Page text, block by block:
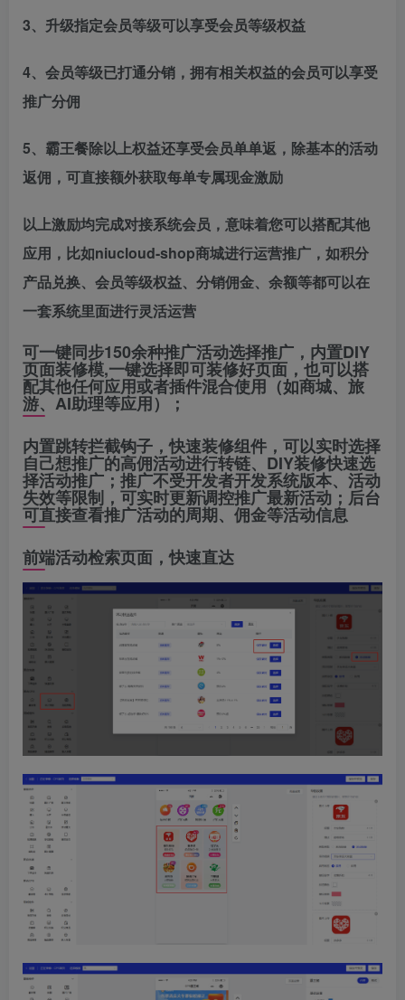
3、升级指定会员等级可以享受会员等级权益
4、会员等级已打通分销，拥有相关权益的会员可以享受
推广分佣
5、霸王餐除以上权益还享受会员单单返，除基本的活动
返佣，可直接额外获取每单专属现金激励
以上激励均完成对接系统会员，意味着您可以搭配其他
应用，比如niucloud-shop商城进行运营推广，如积分
产品兑换、会员等级权益、分销佣金、余额等都可以在
一套系统里面进行灵活运营
可一键同步150余种推广活动选择推广，内置DIY
页面装修模,一键选择即可装修好页面，也可以搭
配其他任何应用或者插件混合使用（如商城、旅
游、AI助理等应用）；
内置跳转拦截钩子，快速装修组件，可以实时选择
自己想推广的高佣活动进行转链、DIY装修快速选
择活动推广；推广不受开发者开发系统版本、活动
失效等限制，可实时更新调控推广最新活动；后台
可直接查看推广活动的周期、佣金等活动信息
前端活动检索页面，快速直达